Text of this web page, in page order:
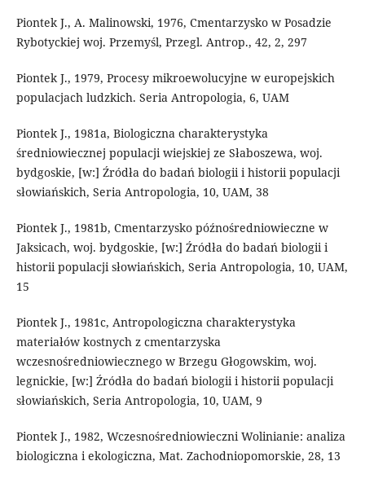
Piontek J., A. Malinowski, 1976, Cmentarzysko w Posadzie
Rybotyckiej woj. Przemyśl, Przegl. Antrop., 42, 2, 297
Piontek J., 1979, Procesy mikroewolucyjne w europejskich
populacjach ludzkich. Seria Antropologia, 6, UAM
Piontek J., 1981a, Biologiczna charakterystyka
średniowiecznej populacji wiejskiej ze Słaboszewa, woj.
bydgoskie, [w:] Źródła do badań biologii i historii populacji
słowiańskich, Seria Antropologia, 10, UAM, 38
Piontek J., 1981b, Cmentarzysko późnośredniowieczne w
Jaksicach, woj. bydgoskie, [w:] Źródła do badań biologii i
historii populacji słowiańskich, Seria Antropologia, 10, UAM,
15
Piontek J., 1981c, Antropologiczna charakterystyka
materiałów kostnych z cmentarzyska
wczesnośredniowiecznego w Brzegu Głogowskim, woj.
legnickie, [w:] Źródła do badań biologii i historii populacji
słowiańskich, Seria Antropologia, 10, UAM, 9
Piontek J., 1982, Wczesnośredniowieczni Wolinianie: analiza
biologiczna i ekologiczna, Mat. Zachodniopomorskie, 28, 13